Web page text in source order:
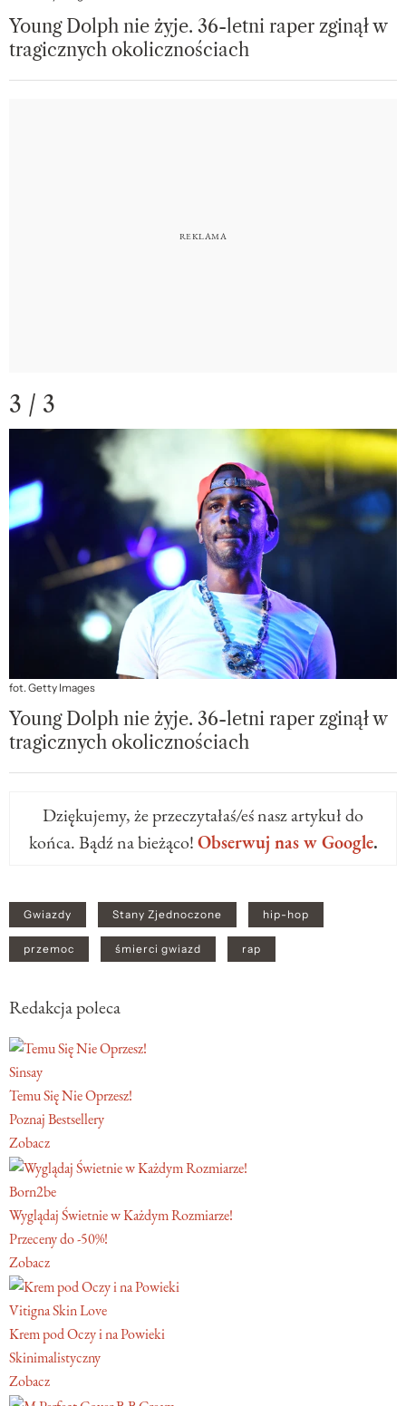
Young Dolph nie żyje. 36-letni raper zginął w
tragicznych okolicznościach
3 / 3
fot. Getty Images
Young Dolph nie żyje. 36-letni raper zginął w
tragicznych okolicznościach
Dziękujemy, że przeczytałaś/eś nasz artykuł do
końca. Bądź na bieżąco!Obserwuj nas w Google.
Gwiazdy Stany Zjednoczone hip-hop
przemoc śmierci gwiazd rap
Redakcja poleca
Sinsay
Temu Się Nie Oprzesz!
Poznaj Bestsellery
Zobacz
Born2be
Wyglądaj Świetnie w Każdym Rozmiarze!
Przeceny do -50%!
Zobacz
Vitigna Skin Love
Krem pod Oczy i na Powieki
Skinimalistyczny
Zobacz